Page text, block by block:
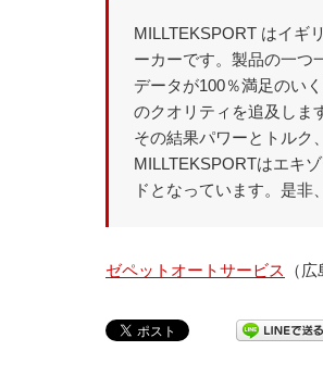
MILLTEKSPORT はイギ
ーカーです。製品の一つ
データが100％満足のい
のクオリティを追及しま
その結果パワーとトルク
MILLTEKSPORTはエキ
ドとなっています。是非
ゼペットオートサービス （